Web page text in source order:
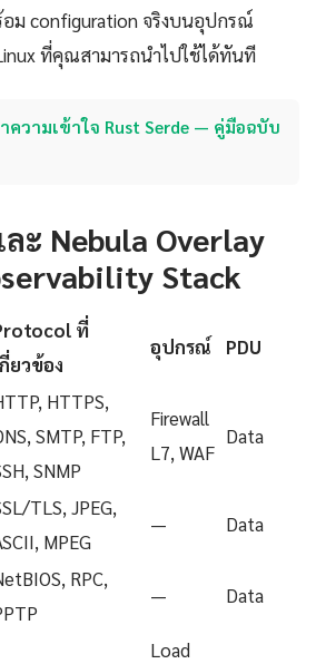
อม configuration จริงบนอุปกรณ์
ที่คุณสามารถนำไปใช้ได้ทันที
ความเข้าใจ Rust Serde — คู่มือฉบับ
ะ Nebula Overlay
Stack
ที่
ยวข้อง
อุปกรณ์ PDU
HTTPS,
SMTP, FTP,
SNMP
Firewall
L7, WAF
Data
TLS, JPEG,
MPEG
— Data
RPC,
— Data
Load